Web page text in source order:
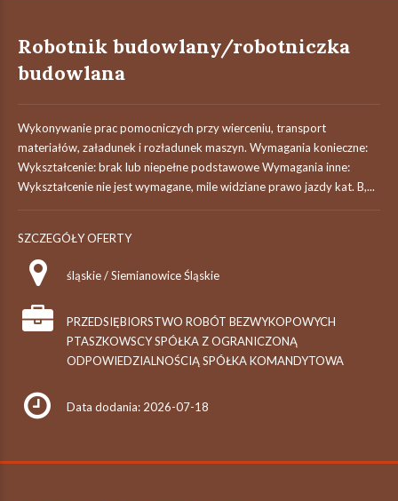
Robotnik budowlany/robotniczka
budowlana
Wykonywanie prac pomocniczych przy wierceniu, transport
materiałów, załadunek i rozładunek maszyn. Wymagania konieczne:
Wykształcenie: brak lub niepełne podstawowe Wymagania inne:
Wykształcenie nie jest wymagane, mile widziane prawo jazdy kat. B,...
SZCZEGÓŁY OFERTY
śląskie / Siemianowice Śląskie
PRZEDSIĘBIORSTWO ROBÓT BEZWYKOPOWYCH
PTASZKOWSCY SPÓŁKA Z OGRANICZONĄ
ODPOWIEDZIALNOŚCIĄ SPÓŁKA KOMANDYTOWA
Data dodania: 2026-07-18